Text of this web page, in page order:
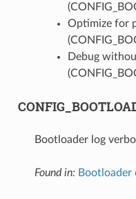
Optimize for
Debug
Bootloader log
Found in: Bootloader